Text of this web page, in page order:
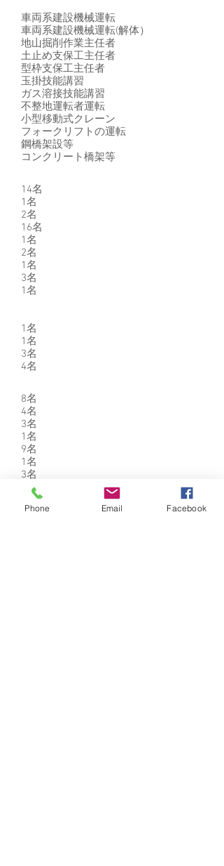
車両系建設機械運転
車両系建設機械運転(解体）
地山掘削作業主任者
土止め支保工主任者
型枠支保工主任者
玉掛技能講習
ガス溶接技能講習
不整地運転者運転
小型移動式クレーン
フォークリフトの運転
鋼橋架設等
​コンクリート橋架等
14名
1名
2名
16名​
1名
2名
1名
3名
​1名
1名
1名
3名
​4名
8名
4名
3名
1名
9名
1名
3名
2名
1名
1名
Phone Email Facebook